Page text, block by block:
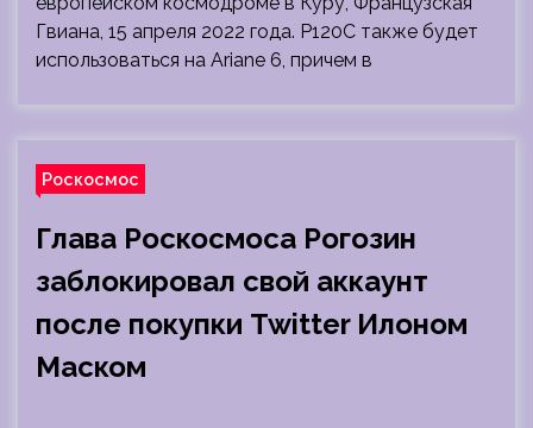
Гвиана, 15 апреля 2022 года. P120C также будет
использоваться на Ariane 6, причем в
Роскосмос
Глава Роскосмоса Рогозин
заблокировал свой аккаунт
после покупки Twitter Илоном
Маском